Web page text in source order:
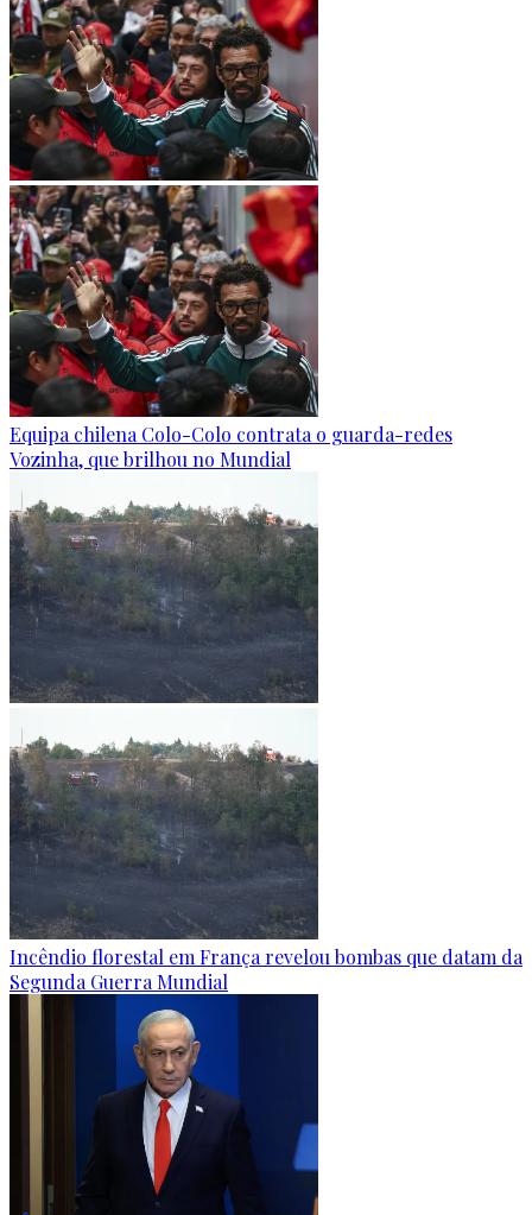
Equipa chilena Colo-Colo contrata o guarda-redes
Vozinha, que brilhou no Mundial
Incêndio florestal em França revelou bombas que datam da
Segunda Guerra Mundial